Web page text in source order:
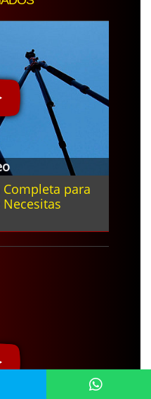
Completa para
en versión